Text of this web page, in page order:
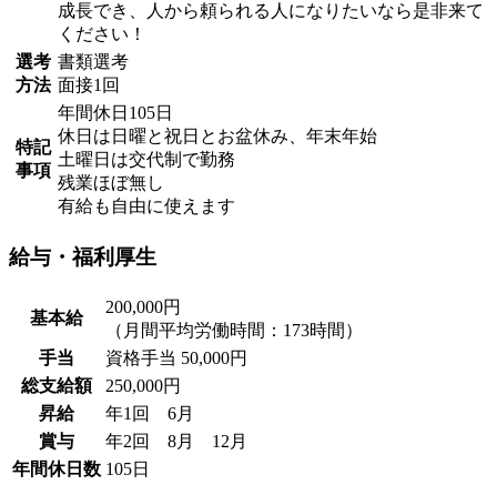
成長でき、人から頼られる人になりたいなら是非来て
ください！
選考
方法
書類選考
面接1回
特記
事項
年間休日105日
休日は日曜と祝日とお盆休み、年末年始
土曜日は交代制で勤務
残業ほぼ無し
有給も自由に使えます
給与・福利厚生
基本給
200,000円
（月間平均労働時間：173時間）
手当
資格手当 50,000円
総支給額
250,000円
昇給
年1回 6月
賞与
年2回 8月 12月
年間休日数 105日